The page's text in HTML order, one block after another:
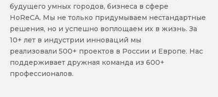
будущего умных городов, бизнеса в сфере
HoReCA. Мы не только придумываем нестандартные
решения, но и успешно воплощаем их в жизнь. За
10+ лет в индустрии инноваций мы
реализовали 500+ проектов в России и Европе. Нас
поддерживает дружная команда из 600+
профессионалов.